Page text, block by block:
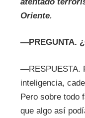
Oriente.
—PREGUNTA.
—RESPUESTA.
inteligencia,
Pero sobre todo
que algo así